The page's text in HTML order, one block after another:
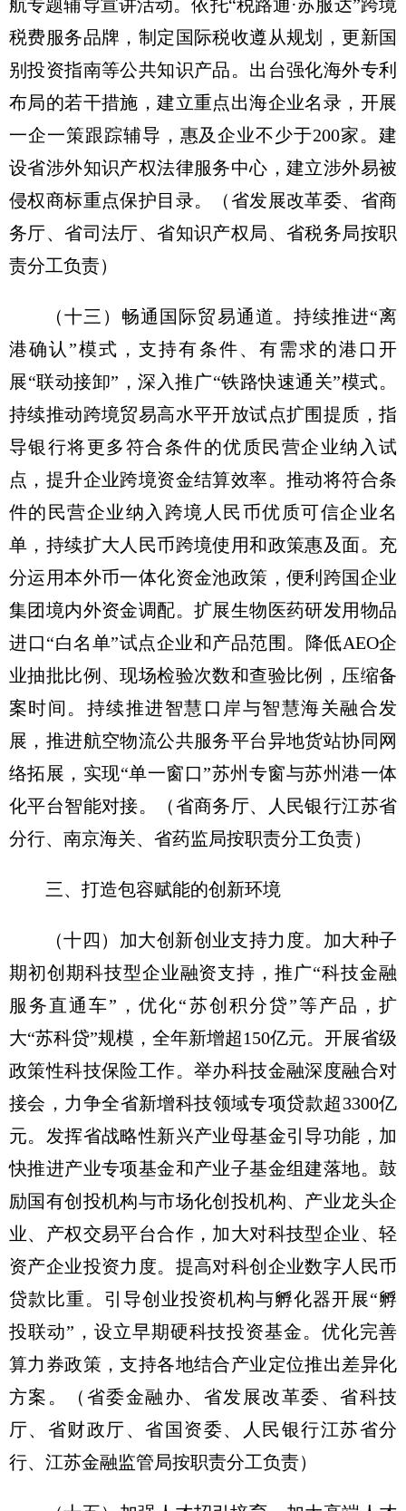
航专题辅导宣讲活动。依托“税路通·苏服达”跨境
税费服务品牌，制定国际税收遵从规划，更新国
别投资指南等公共知识产品。出台强化海外专利
布局的若干措施，建立重点出海企业名录，开展
一企一策跟踪辅导，惠及企业不少于200家。建
设省涉外知识产权法律服务中心，建立涉外易被
侵权商标重点保护目录。
（省发展改革委、省商
务厅、省司法厅、省知识产权局、省税务局按职
责分工负责）
（十三）畅通国际贸易通道。 持续推进“离
港确认”模式，支持有条件、有需求的港口开
展“联动接卸”，深入推广“铁路快速通关”模式。
持续推动跨境贸易高水平开放试点扩围提质，指
导银行将更多符合条件的优质民营企业纳入试
点，提升企业跨境资金结算效率。推动将符合条
件的民营企业纳入跨境人民币优质可信企业名
单，持续扩大人民币跨境使用和政策惠及面。充
分运用本外币一体化资金池政策，便利跨国企业
集团境内外资金调配。扩展生物医药研发用物品
进口“白名单”试点企业和产品范围。降低AEO企
业抽批比例、现场检验次数和查验比例，压缩备
案时间。持续推进智慧口岸与智慧海关融合发
展，推进航空物流公共服务平台异地货站协同网
络拓展，实现“单一窗口”苏州专窗与苏州港一体
化平台智能对接。
（省商务厅、人民银行江苏省
分行、南京海关、省药监局按职责分工负责）
三、打造包容赋能的创新环境
（十四）加大创新创业支持力度。 加大种子
期初创期科技型企业融资支持，推广“科技金融
服务直通车”，优化“苏创积分贷”等产品，扩
大“苏科贷”规模，全年新增超150亿元。开展省级
政策性科技保险工作。举办科技金融深度融合对
接会，力争全省新增科技领域专项贷款超3300亿
元。发挥省战略性新兴产业母基金引导功能，加
快推进产业专项基金和产业子基金组建落地。鼓
励国有创投机构与市场化创投机构、产业龙头企
业、产权交易平台合作，加大对科技型企业、轻
资产企业投资力度。提高对科创企业数字人民币
贷款比重。引导创业投资机构与孵化器开展“孵
投联动”，设立早期硬科技投资基金。优化完善
算力券政策，支持各地结合产业定位推出差异化
方案。
（省委金融办、省发展改革委、省科技
厅、省财政厅、省国资委、人民银行江苏省分
行、江苏金融监管局按职责分工负责）